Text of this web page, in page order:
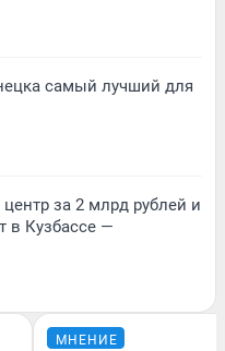
самый лучший для
за 2 млрд рублей и
в Кузбассе —
МНЕНИЕ